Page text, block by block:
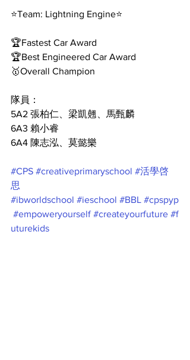
⭐️Team: Lightning Engine⭐️
🏆Fastest Car Award
🏆Best Engineered Car Award
🥇Overall Champion
隊員：
5A2 張柏仁、梁凱翹、馬甄麟
6A3 賴小睿
6A4 陳志泓、莫懿樂
#CPS #creativeprimaryschool #活學啓
思
#ibworldschool #ieschool #BBL #cpspyp
#empoweryourself #createyourfuture #f
uturekids